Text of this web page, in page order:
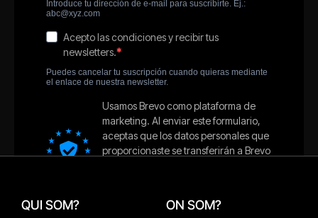
QUI SOM? ON SOM?